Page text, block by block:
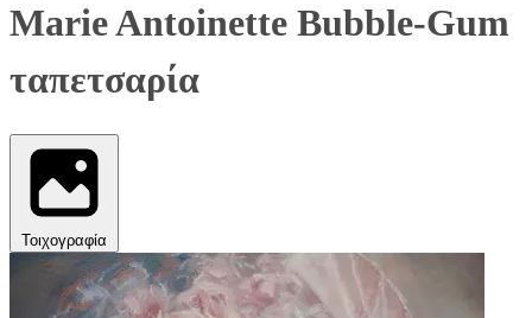
Marie Antoinette Bubble-Gum
ταπετσαρία
Τοιχογραφία